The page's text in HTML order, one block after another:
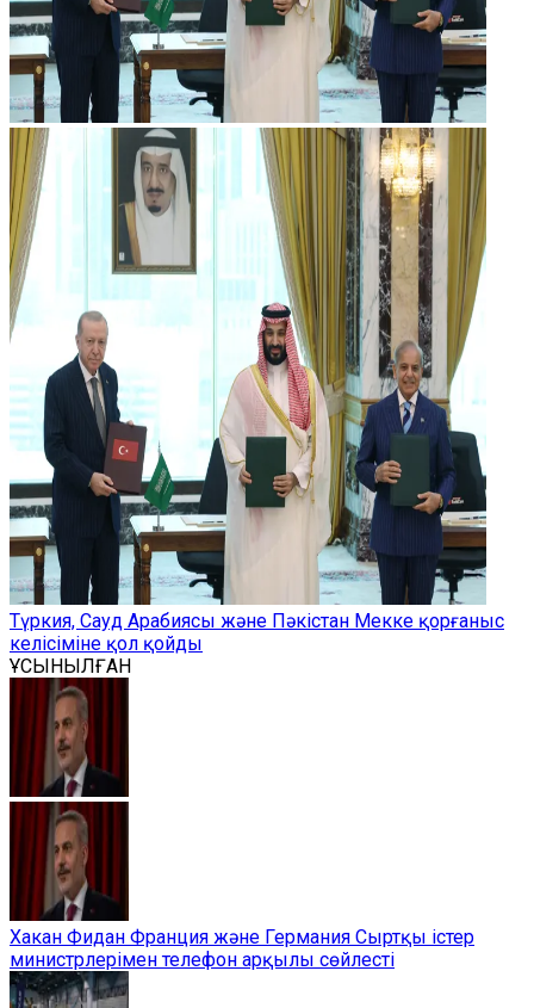
Түркия, Сауд Арабиясы және Пәкістан Мекке қорғаныс
келісіміне қол қойды
ҰСЫНЫЛҒАН
Хакан Фидан Франция және Германия Сыртқы істер
министрлерімен телефон арқылы сөйлесті